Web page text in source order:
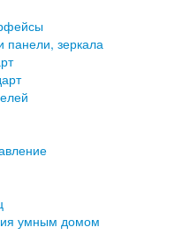
панели, зеркала
умным домом